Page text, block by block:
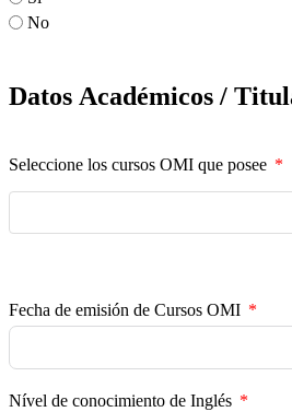
No
Datos Académicos /
Seleccione los cursos OMI que posee
Fecha de emisión de Cursos OMI
Nível de conocimiento de Inglés